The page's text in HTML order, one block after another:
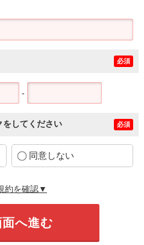
必須
-
をしてください 必須
同意しない
約を確認▼